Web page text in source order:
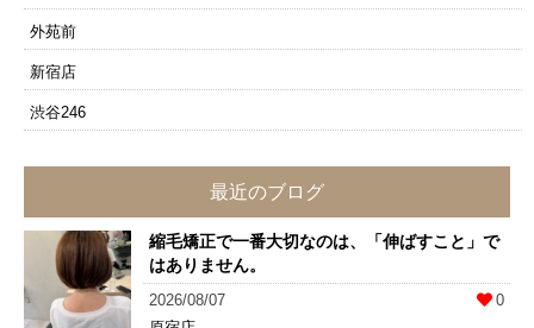
外苑前
新宿店
渋谷246
最近のブログ
縮毛矯正で一番大切なのは、「伸ばすこと」で
はありません。
2026/08/07
0